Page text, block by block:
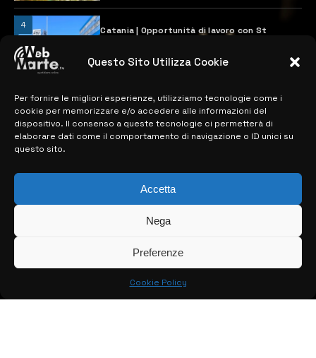
Questo Sito Utilizza Cookie
Per fornire le migliori esperienze, utilizziamo tecnologie come i
cookie per memorizzare e/o accedere alle informazioni del
dispositivo. Il consenso a queste tecnologie ci permetterà di
elaborare dati come il comportamento di navigazione o ID unici su
questo sito.
Accetta
Nega
Preferenze
Cookie Policy
4
Catania | Opportunità di lavoro con St
28 MARZO 2024
MAPPA DEL SITO
> NOTIZIE
> CONTATTI